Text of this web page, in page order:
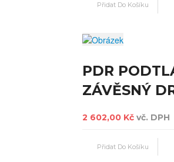
PDR
ZÁVĚSNÝ
2 602,00 Kč vč. DPH